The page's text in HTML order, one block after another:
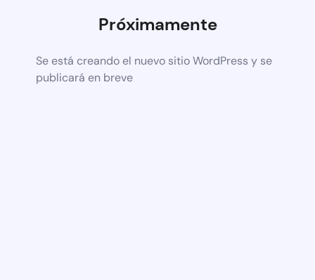
Próximamente
Se está creando el nuevo sitio WordPress y se
publicará en breve